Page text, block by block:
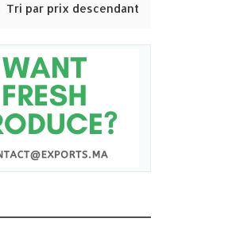
Tri par prix descendant